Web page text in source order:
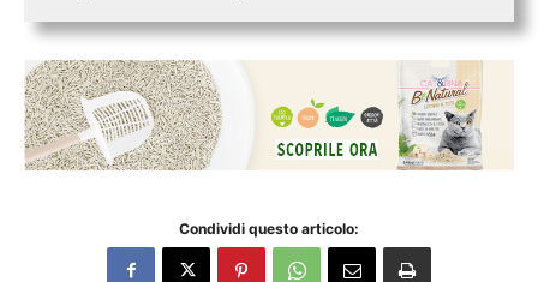
Condividi questo articolo: